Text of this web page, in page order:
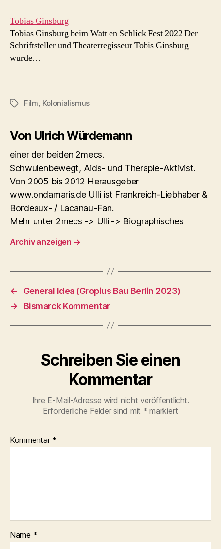
Tobias Ginsburg
Tobias Ginsburg beim Watt en Schlick Fest 2022 Der
Schriftsteller und Theaterregisseur Tobis Ginsburg
wurde…
Schlagwörter
Film Kolonialismus
Von Ulrich Würdemann
einer der beiden 2mecs.
Schwulenbewegt, Aids- und Therapie-Aktivist.
Von 2005 bis 2012 Herausgeber
www.ondamaris.de Ulli ist Frankreich-Liebhaber &
Bordeaux- / Lacanau-Fan.
Mehr unter 2mecs -> Ulli -> Biographisches
Archiv anzeigen →
←
General Idea (Gropius Bau Berlin 2023)
→
Bismarck Kommentar
Schreiben Sie einen
Kommentar
Ihre E-Mail-Adresse wird nicht veröffentlicht.
Erforderliche Felder sind mit * markiert
Kommentar *
Name *